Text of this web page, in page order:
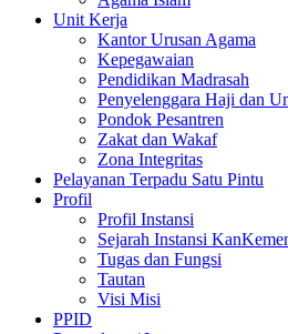
Unit Kerja
Kantor Urusan Agama
Kepegawaian
Pendidikan Madrasah
Penyelenggara Haji dan
Pondok Pesantren
Zakat dan Wakaf
Zona Integritas
Pelayanan Terpadu Satu Pintu
Profil
Profil Instansi
Sejarah Instansi
Tugas dan Fungsi
Tautan
Visi Misi
PPID